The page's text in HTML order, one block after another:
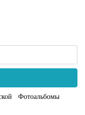
Фотоальбомы